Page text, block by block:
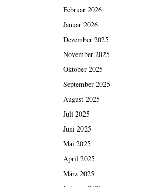
Februar 2026
Januar 2026
Dezember 2025
November 2025
Oktober 2025
September 2025
August 2025
Juli 2025
Juni 2025
Mai 2025
April 2025
März 2025